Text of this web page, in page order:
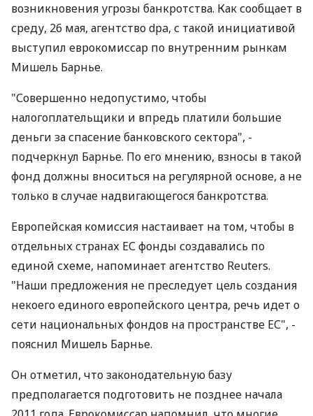
возникновения угрозы банкротства. Как сообщает в
среду, 26 мая, агентство dpa, с такой инициативой
выступил еврокомиссар по внутренним рынкам
Мишель Барнье.
"Совершенно недопустимо, чтобы
налогоплательщики и впредь платили большие
деньги за спасение банковского сектора", -
подчеркнул Барнье. По его мнению, взносы в такой
фонд должны вноситься на регулярной основе, а не
только в случае надвигающегося банкротства.
Европейская комиссия настаивает на том, чтобы в
отдельных странах ЕС фонды создавались по
единой схеме, напоминает агентство Reuters.
"Наши предложения не преследует цель создания
некоего единого европейского центра, речь идет о
сети национальных фондов на пространстве ЕС", -
пояснил Мишель Барнье.
Он отметил, что законодательную базу
предполагается подготовить не позднее начала